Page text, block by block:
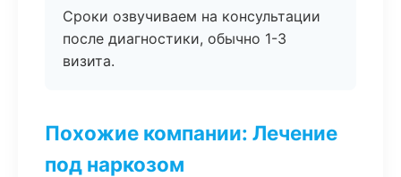
Сроки озвучиваем на консультации
после диагностики, обычно 1-3
визита.
Похожие компании: Лечение
под наркозом